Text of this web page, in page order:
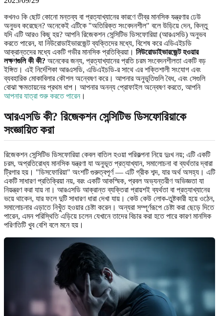
কখনও কি ছোট কোনো মন্তব্য বা প্রত্যাখ্যানের কারণে তীব্র মানসিক যন্ত্রণার ঢেউ
অনুভব করেছেন? অনেকেই এটিকে "অতিরিক্ত সংবেদনশীল" বলে উড়িয়ে দেন, কিন্তু
যদি এটি আরও কিছু হয়? আপনি রিজেকশন সেন্সিটিভ ডিসফোরিয়া (আরএসডি) অনুভব
করতে পারেন, যা নিউরোডাইভারজেন্ট ব্যক্তিদের মধ্যে, বিশেষ করে এডিএইচডি
আক্রান্তদের মধ্যে একটি গভীর মানসিক প্রতিক্রিয়া। নিউরোডাইভারজেন্ট হওয়ার
লক্ষণগুলি কী কী? অনেকের জন্য, প্রত্যাখ্যানের প্রতি চরম সংবেদনশীলতা একটি বড়
ইঙ্গিত। এই নির্দেশিকা আরএসডি, এডিএইচডি-র সাথে এর শক্তিশালী সংযোগ এবং
ব্যবহারিক মোকাবিলার কৌশল অন্বেষণ করে। আপনার অনুভূতিগুলি বৈধ, এবং সেগুলি
বোঝা ক্ষমতায়নের প্রথম ধাপ। আপনার অনন্য প্রোফাইল অন্বেষণ করতে, আপনি
আপনার যাত্রা শুরু করতে পারেন ।
আরএসডি কী? রিজেকশন সেন্সিটিভ ডিসফোরিয়াকে
সংজ্ঞায়িত করা
রিজেকশন সেন্সিটিভ ডিসফোরিয়া কেবল বাতিল হওয়া পরিকল্পনা নিয়ে দুঃখ নয়; এটি একটি
চরম, অপ্রতিরোধ্য মানসিক যন্ত্রণা যা অনুভূত প্রত্যাখ্যান, সমালোচনা বা ব্যর্থতার দ্বারা
ট্রিগার হয়। "ডিসফোরিয়া" অংশটি গুরুত্বপূর্ণ — এটি গ্রীক শব্দ, যার অর্থ অসহ্য। এটি
একটি সাধারণ প্রতিক্রিয়া নয়, বরং একটি আকস্মিক, প্রবল অভ্যন্তরীণ অভিজ্ঞতা যা
নিয়ন্ত্রণ করা যায় না। আরএসডি আক্রান্ত ব্যক্তিরা প্রায়শই ব্যর্থতা বা প্রত্যাখ্যানের
ভয়ে থাকেন, যার ফলে দুটি সাধারণ ধারা দেখা যায়। কেউ কেউ লোক-তুষ্টকারী হয়ে ওঠেন,
সমালোচনার এড়াতে নিখুঁত হওয়ার চেষ্টা করেন। অন্যরা সম্পূর্ণরূপে চেষ্টা করা ছেড়ে দিতে
পারেন, এমন পরিস্থিতি এড়িয়ে চলেন যেখানে তাদের বিচার করা হতে পারে কারণ মানসিক
পরিণতিটি খুব বেশি বলে মনে হয়।